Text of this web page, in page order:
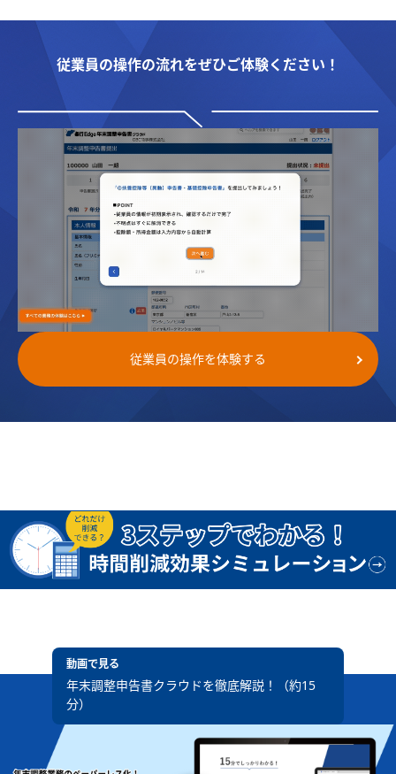
従業員の操作の流れをぜひご体験ください！
従業員の操作を体験する
動画で見る
年末調整申告書クラウドを徹底解説！（約15
分）